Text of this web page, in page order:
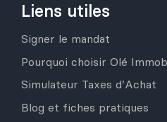
Liens utiles
Signer le mandat
Pourquoi choisir Olé
Simulateur Taxes d’Achat
Blog et fiches pratiques